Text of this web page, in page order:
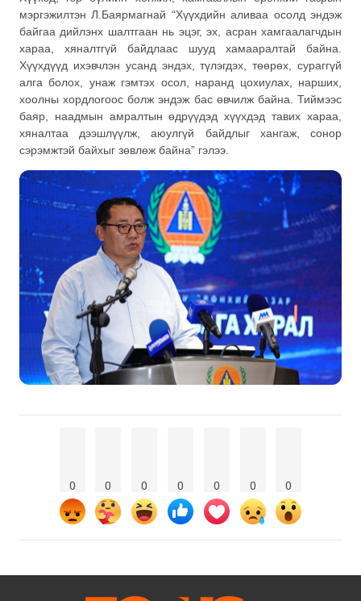
мэргэжилтэн Л.Баярмагнай “Хүүхдийн аливаа осолд эндэж
байгаа дийлэнх шалтгаан нь эцэг, эх, асран хамгаалагчдын
хараа, хяналтгүй байдлаас шууд хамааралтай байна.
Хүүхдүүд ихэвчлэн усанд эндэх, түлэгдэх, төөрөх, сураггүй
алга болох, унаж гэмтэх осол, наранд цохиулах, нарших,
хоолны хордлогоос болж эндэж бас өвчилж байна. Тиймээс
баяр, наадмын амралтын өдрүүдэд хүүхдэд тавих хараа,
хяналтаа дээшлүүлж, аюулгүй байдлыг хангаж, сонор
сэрэмжтэй байхыг зөвлөж байна” гэлээ.
0 0 0 0 0 0 0